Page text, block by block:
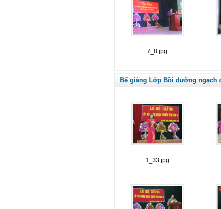
7_8.jpg
Bế giảng Lớp Bồi dưỡng ngạch
1_33.jpg